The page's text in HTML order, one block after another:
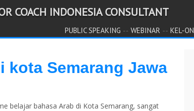
COACH INDONESIA CONSULTANT
PUBLIC SPEAKING -- WEBINAR -- KEL-ON
kota Semarang Jawa
belajar bahasa Arab di Kota Semarang, sangat